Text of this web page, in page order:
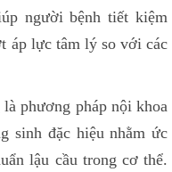
người bệnh tiết kiệm
áp lực tâm lý so với các
phương pháp nội khoa
sinh đặc hiệu nhằm ức
lậu cầu trong cơ thể.